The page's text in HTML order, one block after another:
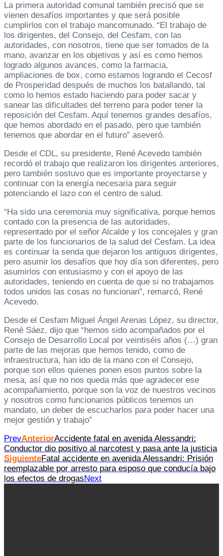
La primera autoridad comunal también precisó que se
vienen desafíos importantes y que será posible
cumplirlos con el trabajo mancomunado. “El trabajo de
los dirigentes, del Consejo, del Cesfam, con las
autoridades, con nosotros, tiene que ser tomados de la
mano, avanzar en los objetivos y así es como hemos
logrado algunos avances, como la farmacia,
ampliaciones de box, como estamos logrando el Cecosf
de Prosperidad después de muchos los batallando, tal
como lo hemos estado haciendo para poder sacar y
sanear las dificultades del terreno para poder tener la
reposición del Cesfam. Aquí tenemos grandes desafíos,
que hemos abordado en el pasado, pero que también
tenemos que abordar en el futuro” aseveró.
Desde el CDL, su presidente, René Acevedo también
recordó el trabajo que realizaron los dirigentes anteriores,
pero también sostuvo que es importante proyectarse y
continuar con la energía necesaria para seguir
potenciando el lazo con el centro de salud.
“Ha sido una ceremonia muy significativa, porque hemos
contado con la presencia de las autoridades,
representado por el señor Alcalde y los concejales y gran
parte de los funcionarios de la salud del Cesfam. La idea
es continuar la senda que dejaron los antiguos dirigentes,
pero asumir los desafíos que hoy día son diferentes, pero
asumirlos con entusiasmo y con el apoyo de las
autoridades, teniendo en cuenta de que si no trabajamos
todos unidos las cosas no funcionan”, remarcó, René
Acevedo.
Desde el Cesfam Miguel Ángel Arenas López, su director,
René Sáez, dijo que “hemos sido acompañados por el
Consejo de Desarrollo Local por veintiséis años (…) gran
parte de las mejoras que hemos tenido, como de
infraestructura, han ido de la mano con el Consejo,
porque son ellos quienes ponen esos puntos sobre la
mesa, así que no nos queda más que agradecer ese
acompañamiento, porque son la voz de nuestros vecinos
y nosotros como funcionarios públicos tenemos un
mandato, un deber de escucharlos para poder hacer una
mejor gestión y trabajo”
PrevAnteriorAccidente fatal en avenida Alessandri:
Conductor dio positivo al narcotest y pasa ante la justicia
SiguienteFatal accidente en avenida Alessandri: Prisión
reemplazable por arresto para esposo que conducía bajo
los efectos de drogasNext